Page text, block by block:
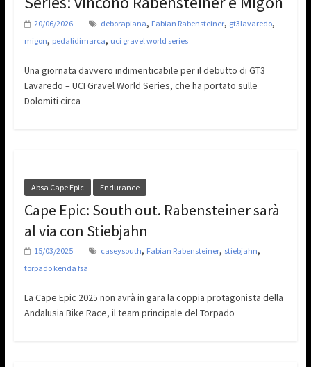
20/06/2026 deborapiana, Fabian Rabensteiner, gt3lavaredo,
migon, pedalidimarca, uci gravel world series
Una giornata davvero indimenticabile per il debutto di GT3
Lavaredo – UCI Gravel World Series, che ha portato sulle
Dolomiti circa
Absa Cape Epic Endurance
Cape Epic: South out. Rabensteiner sarà
al via con Stiebjahn
15/03/2025 caseysouth, Fabian Rabensteiner, stiebjahn,
torpado kenda fsa
La Cape Epic 2025 non avrà in gara la coppia protagonista della
Andalusia Bike Race, il team principale del Torpado